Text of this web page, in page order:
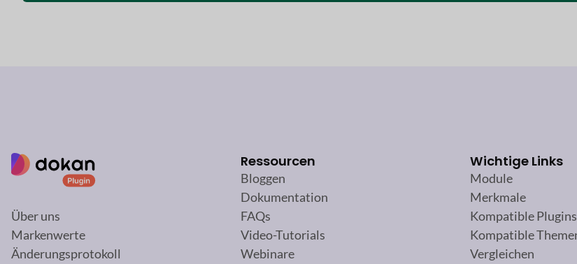
Über uns
Markenwerte
Änderungsprotokoll
Ressourcen
Bloggen
Dokumentation
FAQs
Video-Tutorials
Webinare
Wichtige Links
Module
Merkmale
Kompatible Plugins
Kompatible
Vergleichen